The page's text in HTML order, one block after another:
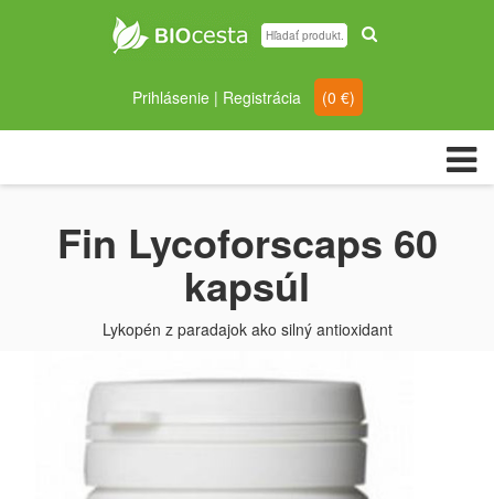
Prihlásenie| Registrácia (0 €)
Fin Lycoforscaps 60
kapsúl
Lykopén z paradajok ako silný antioxidant